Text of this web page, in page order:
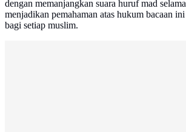
dengan memanjangkan suara huruf mad
menjadikan pemahaman atas hukum bacaan
bagi setiap muslim.